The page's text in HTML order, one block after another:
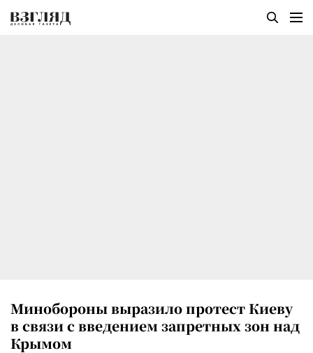
Минобороны выразило протест Киеву
в связи с введением запретных зон над
Крымом